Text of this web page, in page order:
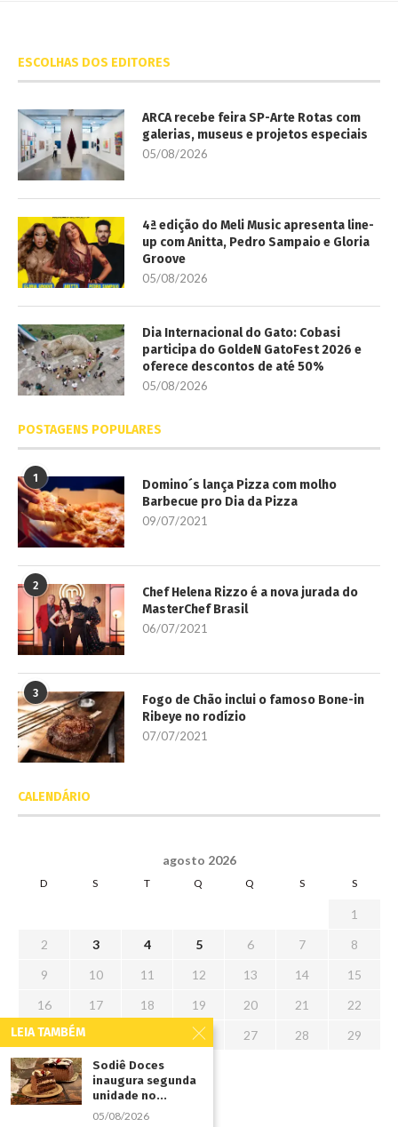
ESCOLHAS DOS EDITORES
ARCA recebe feira SP-Arte Rotas com
galerias, museus e projetos especiais
05/08/2026
4ª edição do Meli Music apresenta line-
up com Anitta, Pedro Sampaio e Gloria
Groove
05/08/2026
Dia Internacional do Gato: Cobasi
participa do GoldeN GatoFest 2026 e
oferece descontos de até 50%
05/08/2026
POSTAGENS POPULARES
1
Domino´s lança Pizza com molho
Barbecue pro Dia da Pizza
09/07/2021
2
Chef Helena Rizzo é a nova jurada do
MasterChef Brasil
06/07/2021
3
Fogo de Chão inclui o famoso Bone-in
Ribeye no rodízio
07/07/2021
CALENDÁRIO
agosto 2026
D S T Q Q S S
1
2
3 4 5 6 7
8
9
10 11 12 13 14
15
16
17 18 19 20 21
22
23
26 27 28
29
30
31
« jul
LEIA TAMBÉM
Sodiê Doces
inaugura segunda
unidade no...
05/08/2026